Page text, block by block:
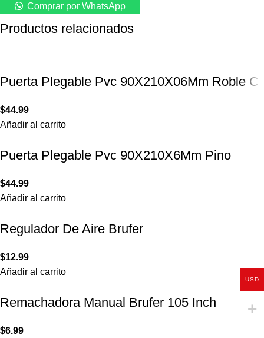
Comprar por WhatsApp
Productos relacionados
Puerta Plegable Pvc 90X210X06Mm Roble C
$44.99
Añadir al carrito
Puerta Plegable Pvc 90X210X6Mm Pino
$44.99
Añadir al carrito
Regulador De Aire Brufer
$12.99
Añadir al carrito
Remachadora Manual Brufer 105 Inch
$6.99
USD